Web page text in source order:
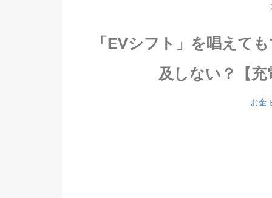
「EVシフト」を唱えて
及しない？【
お金